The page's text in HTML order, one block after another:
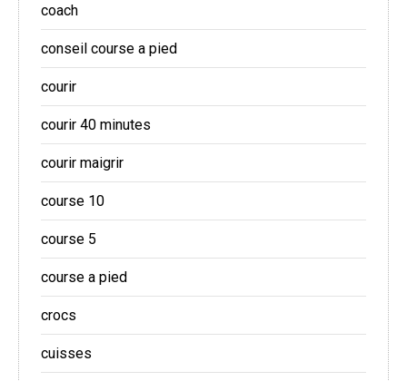
coach
conseil course a pied
courir
courir 40 minutes
courir maigrir
course 10
course 5
course a pied
crocs
cuisses